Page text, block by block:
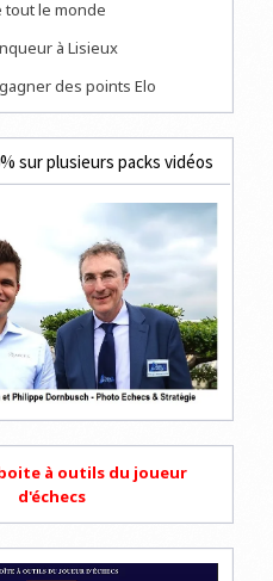
tout le monde
à Lisieux
des points Elo
sur plusieurs packs vidéos
à outils du joueur
d'échecs